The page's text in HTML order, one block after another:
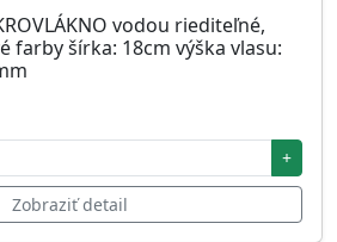
vodou riediteľné,
farby šírka: 18cm výška vlasu:
+
Zobraziť detail